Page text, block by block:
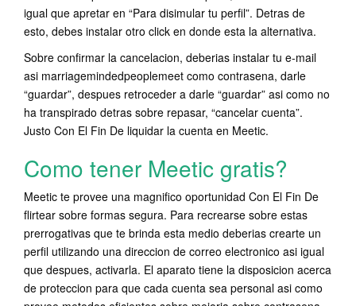
igual que apretar en “Para disimular tu perfil”. Detras de
esto, debes instalar otro click en donde esta la alternativa.
Sobre confirmar la cancelacion, deberias instalar tu e-mail
asi marriagemindedpeoplemeet como contrasena, darle
“guardar”, despues retroceder a darle “guardar” asi­ como no
ha transpirado detras sobre repasar, “cancelar cuenta”.
Justo Con El Fin De liquidar la cuenta en Meetic.
Como tener Meetic gratis?
Meetic te provee una magnifico oportunidad Con El Fin De
flirtear sobre formas segura. Para recrearse sobre estas
prerrogativas que te brinda esta medio deberias crearte un
perfil utilizando una direccion de correo electronico asi igual
que despues, activarla. El aparato tiene la disposicion acerca
de proteccion para que cada cuenta sea personal asi como